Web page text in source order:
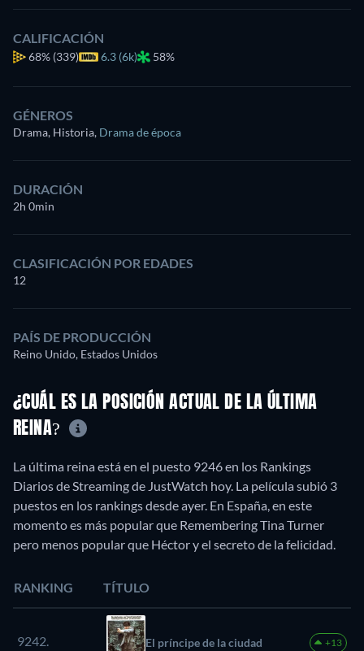
CALIFICACIÓN
68% (339) 6.3 (6k) 58%
GÉNEROS
Drama, Historia, Drama de época
DURACIÓN
2h 0min
CLASIFICACIÓN POR EDADES
12
PAÍS DE PRODUCCIÓN
Reino Unido, Estados Unidos
¿CUÁL ES LA POSICIÓN ACTUAL DE LA ÚLTIMA
REINA?
La última reina está en el puesto 9246 en los Rankings
Diarios de Streaming de JustWatch hoy. La película subió 3
puestos en los rankings desde ayer. En España, en este
momento es más popular que Remembering Tina Turner
pero menos popular que Héctor y el secreto de la felicidad.
RANKING TÍTULO
9242. El príncipe de la ciudad +13